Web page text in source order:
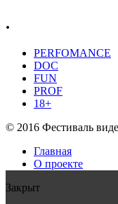
.
PERFOMANCE
DOC
FUN
PROF
18+
© 2016 Фестиваль
Главная
О проекте
Закрыт